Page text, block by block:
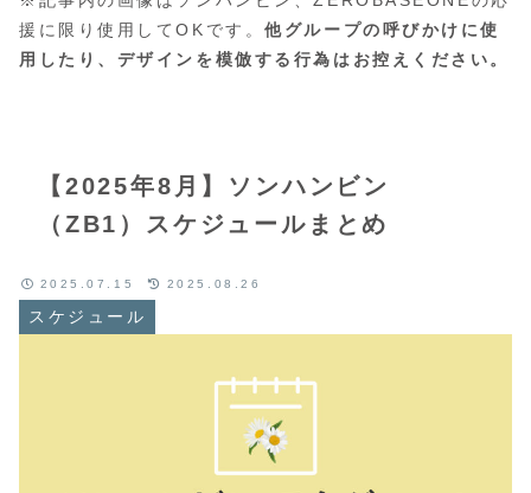
【2025年8月】ソンハンビン
（ZB1）スケジュールまとめ
スケジュール
2025.07.15 2025.08.26
援に限り使用してOKです。他グループの呼びかけに使
用したり、デザインを模倣する行為はお控えください。